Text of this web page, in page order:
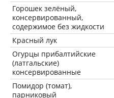
Горошек зелёный,
консервированный,
содержимое без жидкости
Красный лук
Огурцы прибалтийские
(латгальские)
консервированные
Помидор (томат),
парниковый